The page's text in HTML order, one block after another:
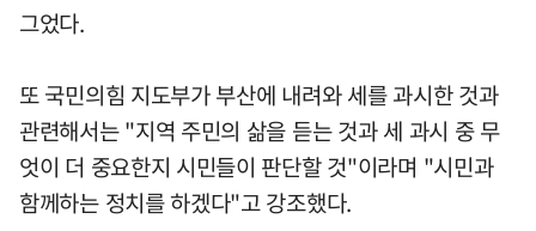
그었다.
또 국민의힘 지도부가 부산에 내려와 세를 과시한 것과
관련해서는 "지역 주민의 삶을 듣는 것과 세 과시 중 무
엇이 더 중요한지 시민들이 판단할 것"이라며 "시민과
함께하는 정치를 하겠다"고 강조했다.